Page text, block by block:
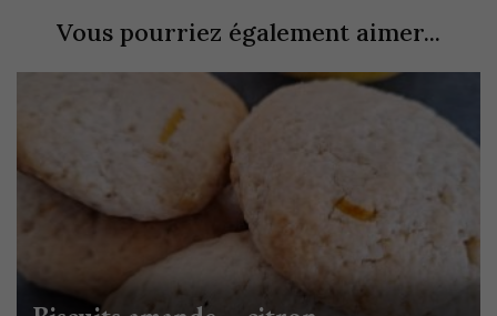
Vous pourriez également aimer...